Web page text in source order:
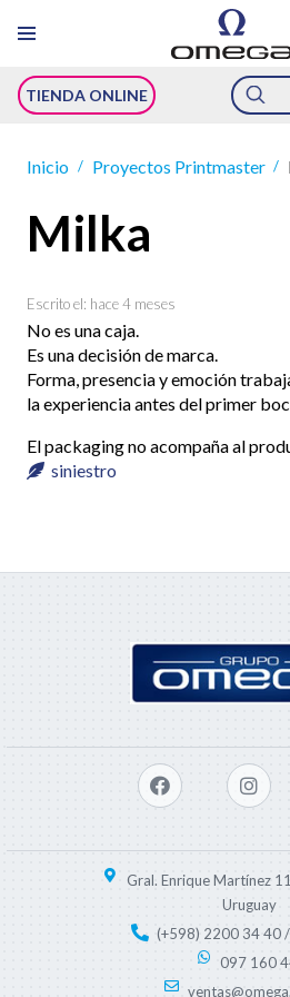
TIENDA ONLINE
de
Inicio / Proyectos Printmaster /
Milka
Escrito el: hace 4 meses
No es una caja.
Es una decisión de marca.
Forma, presencia y emoción
la experiencia antes del primer
El packaging no acompaña al
siniestro
Gral. Enrique Martínez
Uruguay
(+598) 2200 34 40
097 160